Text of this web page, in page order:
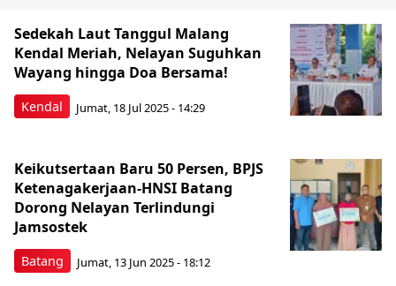
Kendal
Sedekah Laut Tanggul Malang
Kendal Meriah, Nelayan Suguhkan
Wayang hingga Doa Bersama!
Jumat, 18 Jul 2025 - 14:29
Batang
Keikutsertaan Baru 50 Persen, BPJS
Ketenagakerjaan-HNSI Batang
Dorong Nelayan Terlindungi
Jamsostek
Jumat, 13 Jun 2025 - 18:12